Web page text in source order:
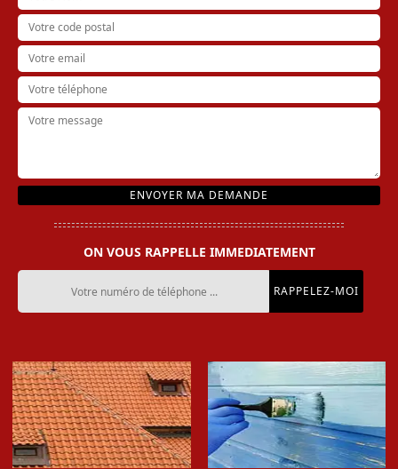
ON VOUS RAPPELLE IMMEDIATEMENT